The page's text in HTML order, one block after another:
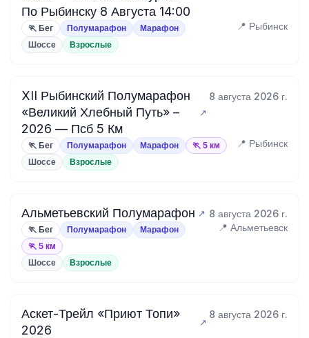
По Рыбинску 8 Августа 14:00
🏃 Бег Полумарафон Марафон 📍 Рыбинск
Шоссе Взрослые
XII Рыбинский Полумарафон
«Великий Хлебный Путь» –
2026 — Псб 5 Км
8 августа 2026 г.
🏃 Бег Полумарафон Марафон 🏃 5 км 📍 Рыбинск
Шоссе Взрослые
Альметьевский Полумарафон 8 августа 2026 г.
🏃 Бег Полумарафон
Марафон
🏃 5 км
📍 Альметьевск
Шоссе Взрослые
Аскет-Трейл «Приют Топи»
2026
8 августа 2026 г.